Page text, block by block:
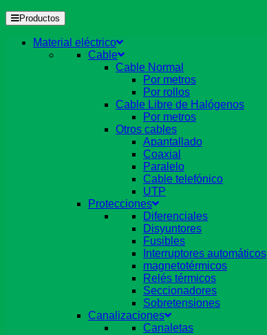
Productos
Material eléctrico
Cable
Cable Normal
Por metros
Por rollos
Cable Libre de Halógenos
Por metros
Otros cables
Apantallado
Coaxial
Paralelo
Cable telefónico
UTP
Protecciones
Diferenciales
Disyuntores
Fusibles
Interruptores automáticos
magnetotérmicos
Relés térmicos
Seccionadores
Sobretensiones
Canalizaciones
Canaletas